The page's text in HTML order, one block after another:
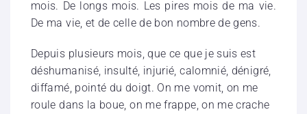
mois. De longs mois. Les pires mois de ma vie.
De ma vie, et de celle de bon nombre de gens.
Depuis plusieurs mois, que ce que je suis est
déshumanisé, insulté, injurié, calomnié, dénigré,
diffamé, pointé du doigt. On me vomit, on me
roule dans la boue, on me frappe, on me crache